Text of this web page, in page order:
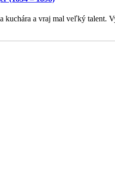
kuchára a vraj mal veľký talent.